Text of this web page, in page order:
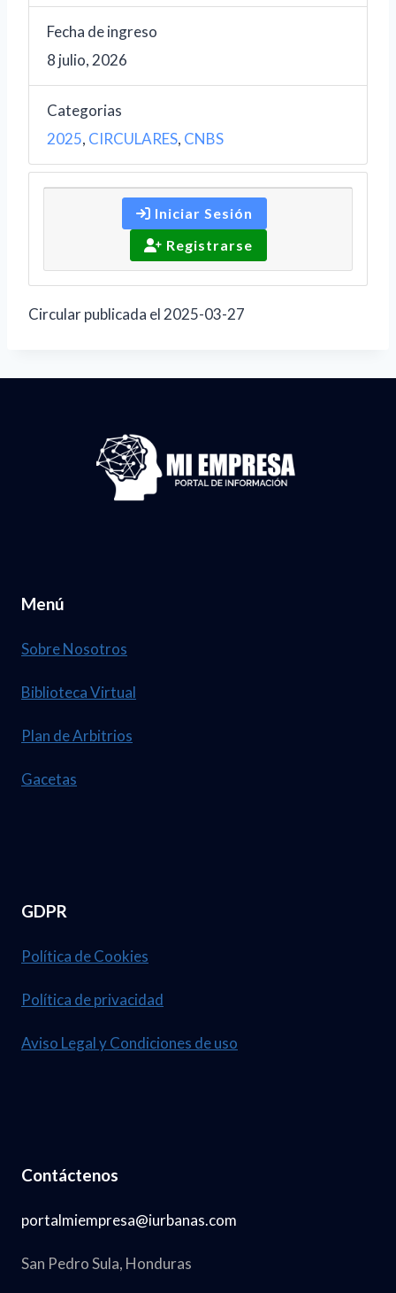
Fecha de ingreso
8 julio, 2026
Categorias
2025, CIRCULARES, CNBS
Iniciar Sesión
Registrarse
Circular publicada el 2025-03-27
Menú
Sobre Nosotros
Biblioteca Virtual
Plan de Arbitrios
Gacetas
GDPR
Política de Cookies
Política de privacidad
Aviso Legal y Condiciones de uso
Contáctenos
portalmiempresa@iurbanas.com
San Pedro Sula, Honduras